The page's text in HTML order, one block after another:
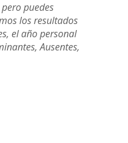
puedes
los resultados
el año personal
Ausentes,